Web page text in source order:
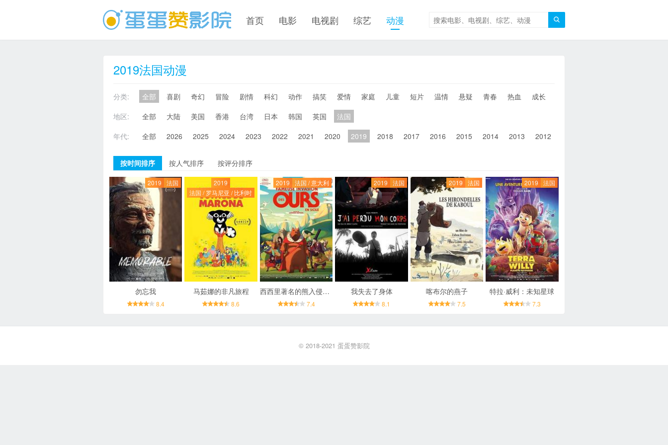

首页 电影 电视剧 综艺 动漫
2019法国动漫
分类: 全部 喜剧 奇幻 冒险 剧情 科幻 动作 搞笑 爱情 家庭 儿童 短片 温情 悬疑 青春 热血 成长
地区:
全部 大陆 美国 香港 台湾 日本 韩国 英国
法国
年代:
全部 2026 2025 2024 2023 2022 2021 2020 2019 2018 2017 2016 2015 2014 2013 2012
按时间排序 按人气排序 按评分排序
2019 法国
勿忘我
8.4
2019
法国 / 罗马尼亚 / 比利时
马茹娜的非凡旅程
8.6
2019 法国 / 意大利
西西里著名的熊入侵事件
7.4
2019 法国
我失去了身体
8.1
2019 法国
喀布尔的燕子
7.5
2019 法国
特拉·威利：未知星球
7.3
© 2018-2021 蛋蛋赞影院